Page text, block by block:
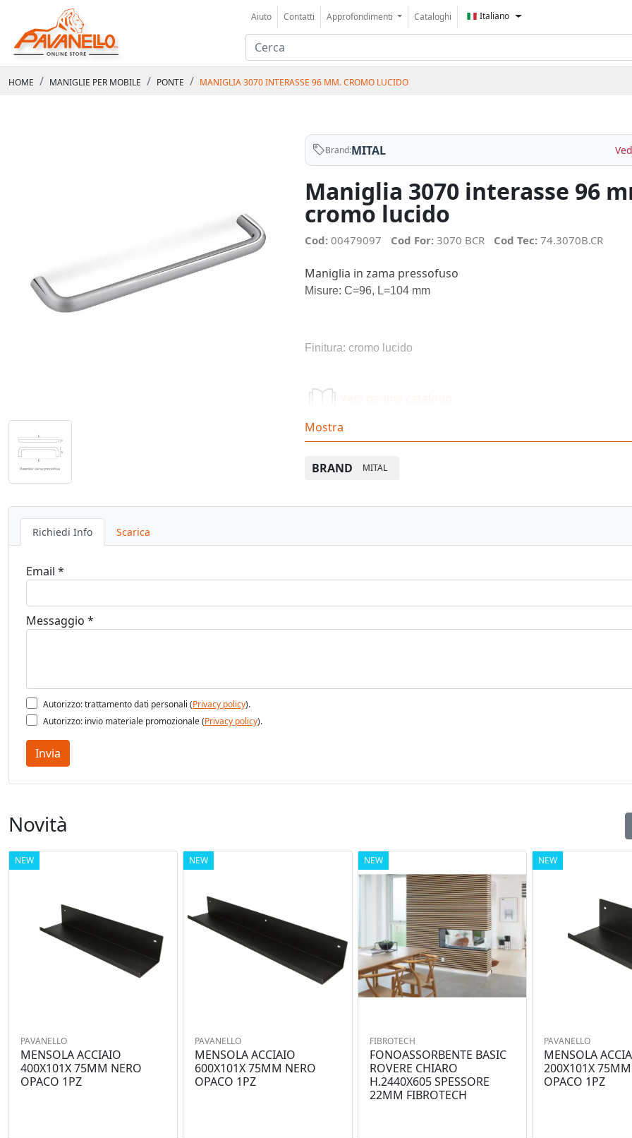
Aiuto Contatti Approfondimenti Cataloghi Italiano
HOME MANIGLIE PER MOBILE PONTE MANIGLIA 3070 INTERASSE 96 MM. CROMO LUCIDO
Brand:MITAL
Maniglia 3070 interasse 96
cromo lucido
Cod: 00479097 Cod For: 3070 BCR Cod Tec: 74.3070B.CR
Maniglia in zama pressofuso
Misure: C=96, L=104 mm
Finitura: cromo lucido
Mostra
BRAND MITAL
Richiedi Info Scarica
Email *
Messaggio *
Autorizzo: trattamento dati personali (Privacy policy).
Autorizzo: invio materiale promozionale (Privacy policy).
Invia
Novità
NEW
PAVANELLO
MENSOLA ACCIAIO
400X101X 75MM NERO
OPACO 1PZ
NEW
PAVANELLO
MENSOLA ACCIAIO
600X101X 75MM NERO
OPACO 1PZ
NEW
FIBROTECH
FONOASSORBENTE BASIC
ROVERE CHIARO
H.2440X605 SPESSORE
22MM FIBROTECH
NEW
PAVANELLO
MENSOLA
200X101X
OPACO 1PZ